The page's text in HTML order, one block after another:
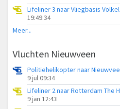
Lifeliner 3 naar Vliegbasis Volkel
19:49:34
Meer...
Vluchten Nieuwveen
9 jul 09:34
9 jan 12:43